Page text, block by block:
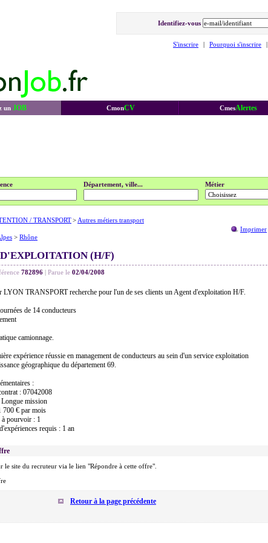
Identifiez-vous
S'inscrire | Pourquoi s'inscrire |
un JOB CmonCV CmesAlertes
Département, ville... Métier
Imprimer
/ TRANSPORT> Autres métiers transport
> Rhône
(H/F)
782896 | Parue le 02/04/2008
LYON TRANSPORT recherche pour l'un de ses clients un Agent d'exploitation H/F.
de 14 conducteurs
camionnage.
expérience réussie en management de conducteurs au sein d'un service exploitation
géographique du département 69.
:
: 07042008
mission
700 € par mois
à pourvoir : 1
requis : 1 an
le site du recruteur via le lien "Répondre à cette offre".
Retour à la page précédente